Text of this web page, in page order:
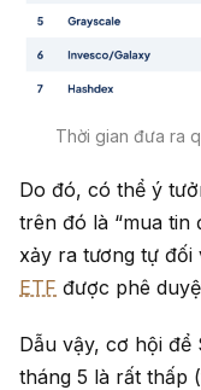
Thời gian đưa ra
Do đó, có thể ý
trên đó là “mua
xảy ra tương tự đối
ETF được phê
Dẫu vậy, cơ hội để
tháng 5 là rất thấp